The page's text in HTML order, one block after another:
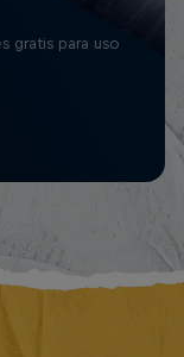
gratis para uso